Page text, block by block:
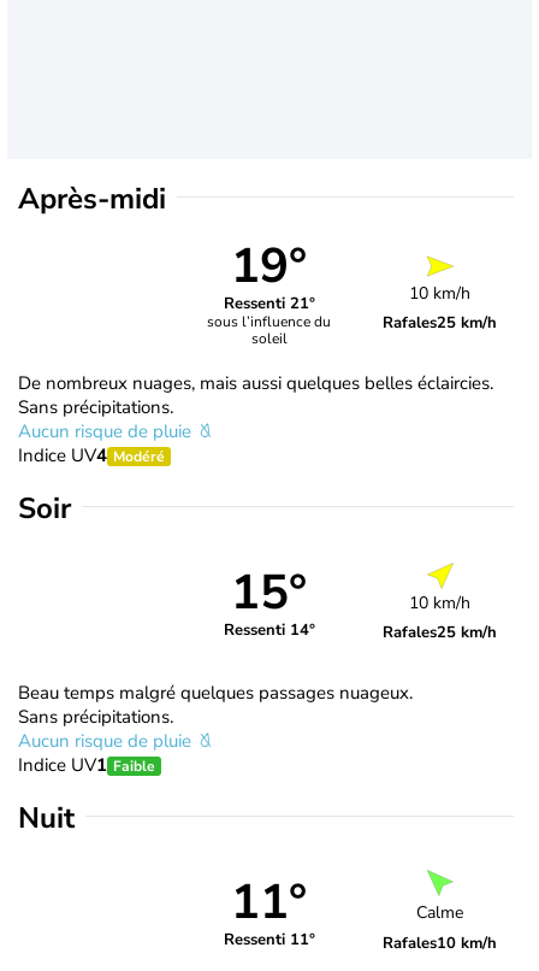
Après-midi
19°
Ressenti 21°
sous l’influence du
soleil
10 km/h
Rafales25 km/h
De nombreux nuages, mais aussi quelques belles éclaircies.
Sans précipitations.
Aucun risque de pluie
Indice UV4 Modéré
Soir
15°
Ressenti 14°
10 km/h
Rafales25 km/h
Beau temps malgré quelques passages nuageux.
Sans précipitations.
Aucun risque de pluie
Indice UV1 Faible
Nuit
11°
Ressenti 11°
Calme
Rafales10 km/h